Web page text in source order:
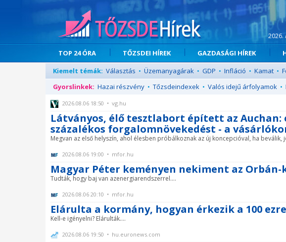
2026.
TOP 24 ÓRA TŐZSDEI HÍREK GAZDASÁGI HÍREK
Kiemelt témák: Választás • Üzemanyagárak • GDP • Infláció • Kamat •
Gyorslinkek: Hazai részvény • Tőzsdeindexek • Valós idejű árfolyamok •
2026.08.06 18:50 • vg.hu
Látványos, élő tesztlabort épített az
százalékos forgalomnövekedést - a
Megvan az első helyszín, ahol élesben próbálkoznak az új koncepcióval, ha beválik,
2026.08.06 19:00 • mfor.hu
Magyar Péter keményen nekiment az
Tudták, hogy baj van azenergiarendszerrel....
2026.08.06 20:10 • mfor.hu
Elárulta a kormány, hogyan érkezik a 100
Kell-e igényelni? Elárulták....
2026.08.06 19:50 • hu.euronews.com